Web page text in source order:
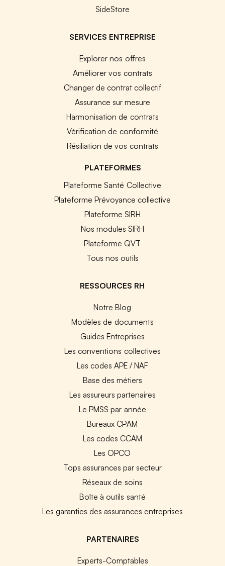
SideStore
SERVICES ENTREPRISE
Explorer nos offres
Améliorer vos contrats
Changer de contrat collectif
Assurance sur mesure
Harmonisation de contrats
Vérification de conformité
Résiliation de vos contrats
PLATEFORMES
Plateforme Santé Collective
Plateforme Prévoyance collective
Plateforme SIRH
Nos modules SIRH
Plateforme QVT
Tous nos outils
RESSOURCES RH
Notre Blog
Modèles de documents
Guides Entreprises
Les conventions collectives
Les codes APE / NAF
Base des métiers
Les assureurs partenaires
Le PMSS par année
Bureaux CPAM
Les codes CCAM
Les OPCO
Tops assurances par secteur
Réseaux de soins
Boîte à outils santé
Les garanties des assurances entreprises
PARTENAIRES
Experts-Comptables